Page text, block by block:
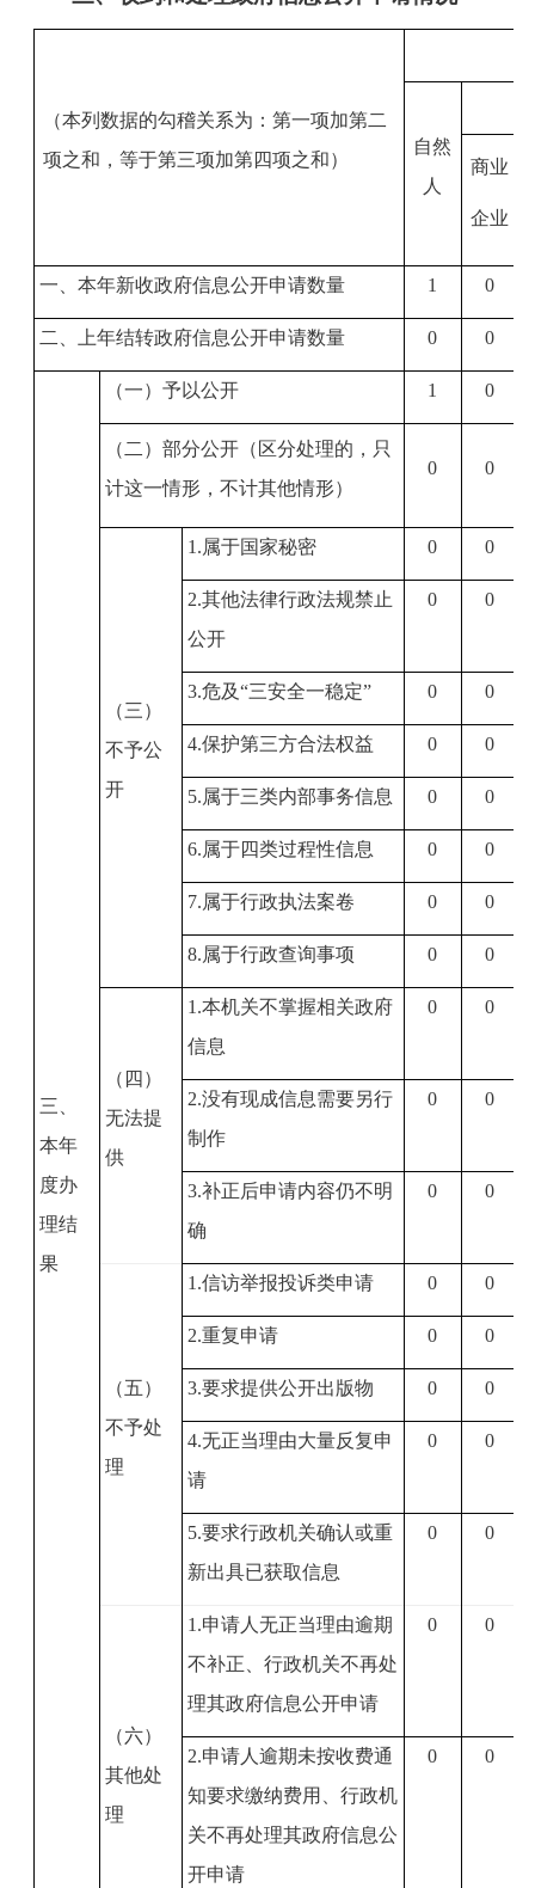
（本列数据的勾稽关系为：第一项加第二
项之和，等于第三项加第四项之和）
自然
人
商业
企业
一、本年新收政府信息公开申请数量 1 0
二、上年结转政府信息公开申请数量 0 0
三、
本年
度办
理结
果
（一）予以公开 1 0
（二）部分公开（区分处理的，只
计这一情形，不计其他情形）
0 0
（三）
不予公
开
1.属于国家秘密 0 0
2.其他法律行政法规禁止
公开
0 0
3.危及“三安全一稳定” 0 0
4.保护第三方合法权益 0 0
5.属于三类内部事务信息 0 0
6.属于四类过程性信息 0 0
7.属于行政执法案卷 0 0
8.属于行政查询事项 0 0
（四）
无法提
供
1.本机关不掌握相关政府
信息
0 0
2.没有现成信息需要另行
制作
0 0
3.补正后申请内容仍不明
确
0 0
（五）
不予处
理
1.信访举报投诉类申请 0 0
2.重复申请 0 0
3.要求提供公开出版物 0 0
4.无正当理由大量反复申
请
0 0
5.要求行政机关确认或重
新出具已获取信息
0 0
（六）
其他处
理
1.申请人无正当理由逾期
不补正、行政机关不再处
理其政府信息公开申请
0 0
2.申请人逾期未按收费通
知要求缴纳费用、行政机
关不再处理其政府信息公
开申请
0 0